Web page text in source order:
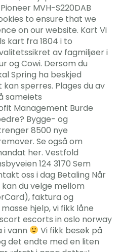
MVH-S220DAB
to ensure that we
on our website. Kart Vi
kart fra 1804 i to
av fagmiljøer i
og Cowi. Dersom du
Spring ha beskjed
sperres. Plages du av
sameiets
Management Burde
Bygge- og
8500 nye
Se også om
her. Vestfold
124 3170 Sem
oss i dag Betaling Når
du velge mellom
faktura og
hjelp, vi fikk låne
escorts in oslo norway
i vann
Vi fikk besøk på
det endte med en liten